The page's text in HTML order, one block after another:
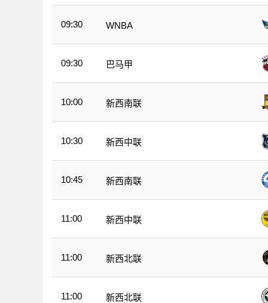
09:30 WNBA
09:30 巴马甲
10:00 新西南联
10:30 新西中联
10:45 新西南联
11:00 新西中联
11:00 新西北联
11:00 新西北联